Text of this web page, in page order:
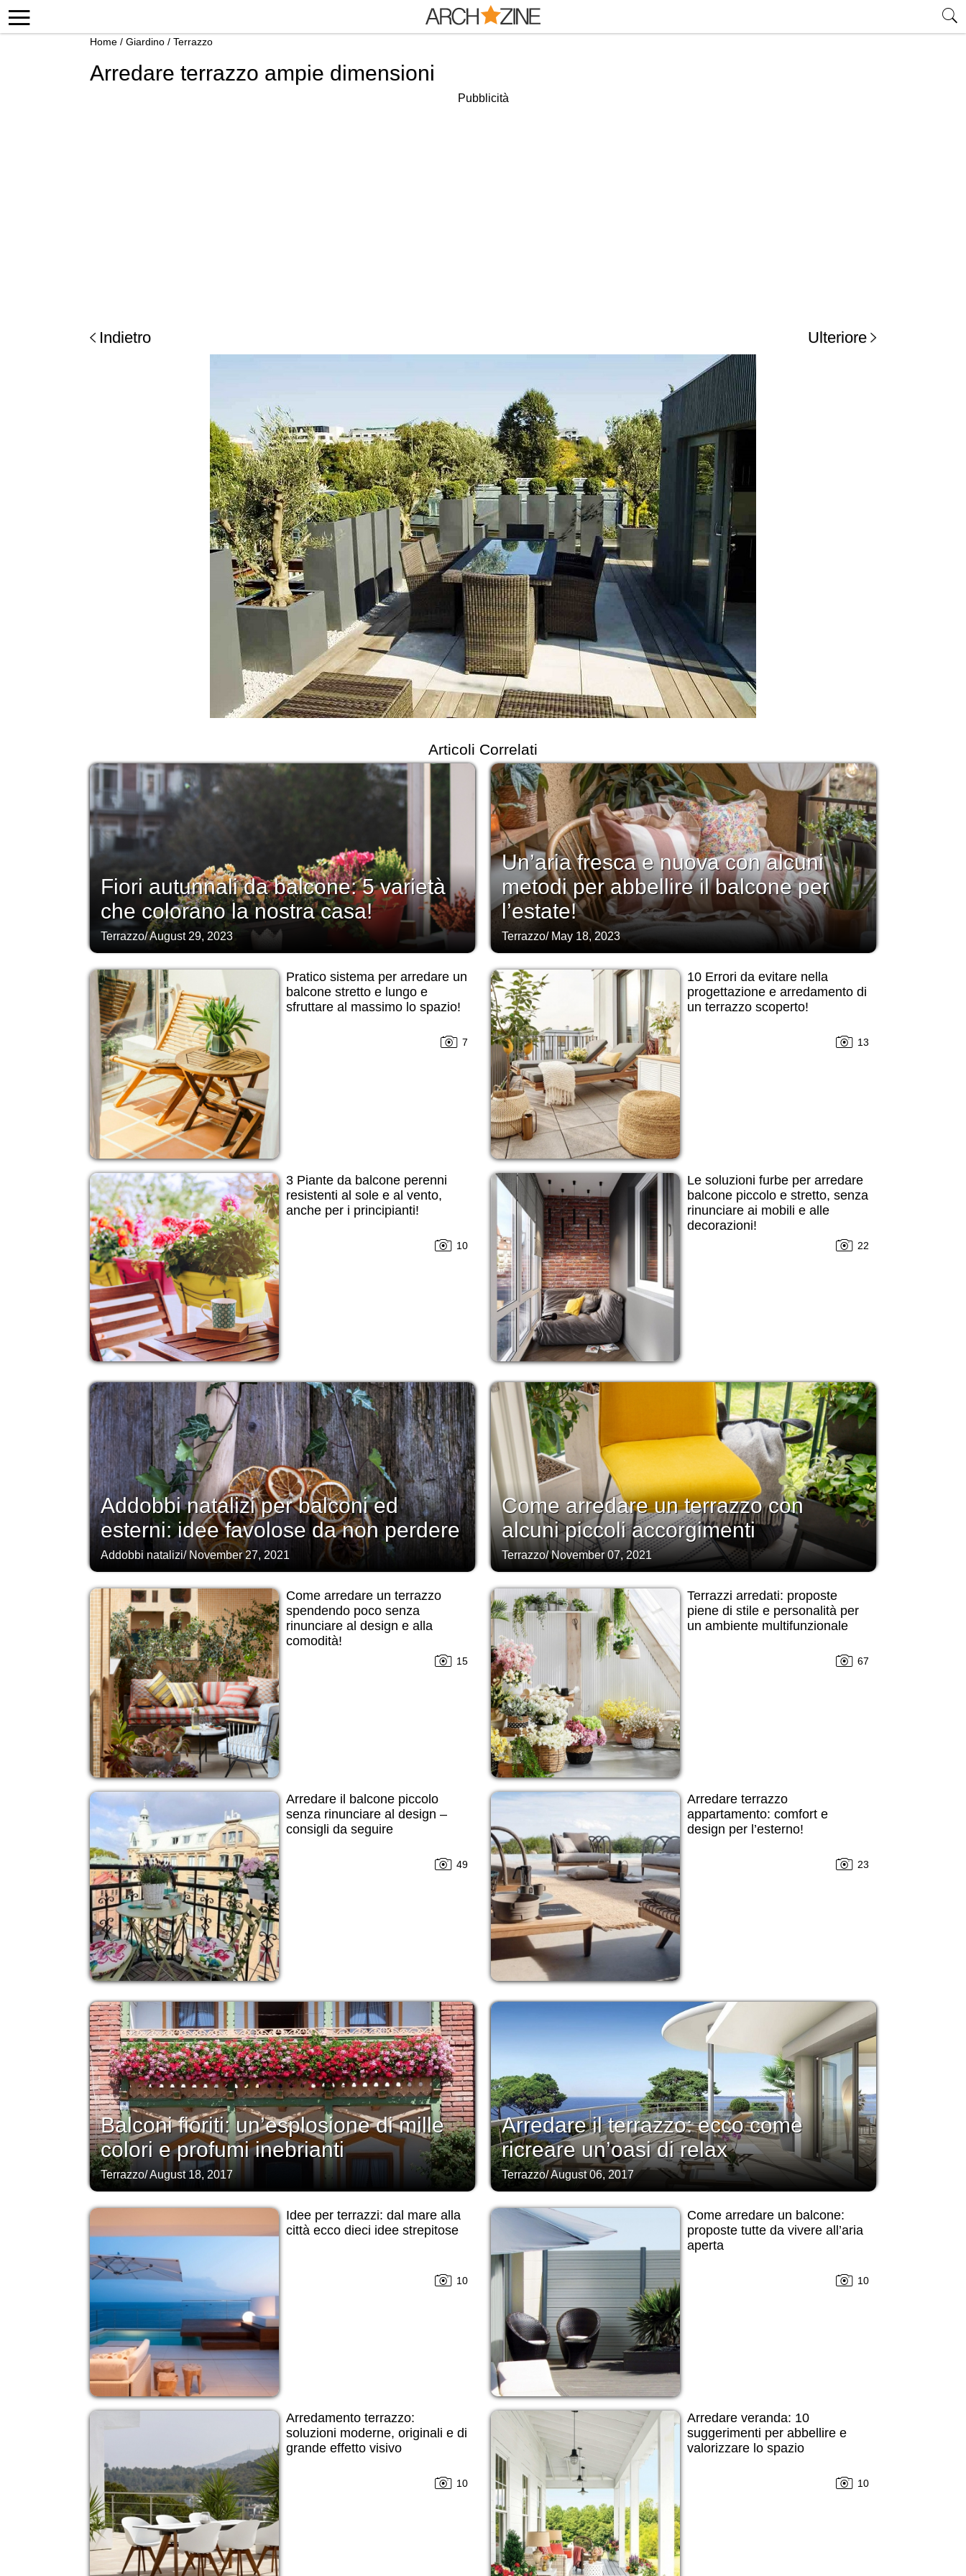
Home / Giardino / Terrazzo
Arredare terrazzo ampie dimensioni
Pubblicità
Indietro Ulteriore
Articoli Correlati
Fiori autunnali da balcone: 5 varietà
che colorano la nostra casa!
Terrazzo/August 29, 2023
Un’aria fresca e nuova con alcuni
metodi per abbellire il balcone per
l’estate!
Terrazzo/ May 18, 2023
Pratico sistema per arredare un
balcone stretto e lungo e
sfruttare al massimo lo spazio!
7
10 Errori da evitare nella
progettazione e arredamento di
un terrazzo scoperto!
13
3 Piante da balcone perenni
resistenti al sole e al vento,
anche per i principianti!
10
Le soluzioni furbe per arredare
balcone piccolo e stretto, senza
rinunciare ai mobili e alle
decorazioni!
22
Addobbi natalizi per balconi ed
esterni: idee favolose da non perdere
Addobbi natalizi/ November 27, 2021
Come arredare un terrazzo con
alcuni piccoli accorgimenti
Terrazzo/November 07, 2021
Come arredare un terrazzo
spendendo poco senza
rinunciare al design e alla
comodità!
15
Terrazzi arredati: proposte
piene di stile e personalità per
un ambiente multifunzionale
67
Arredare il balcone piccolo
senza rinunciare al design –
consigli da seguire
49
Arredare terrazzo
appartamento: comfort e
design per l’esterno!
23
Balconi fioriti: un’esplosione di mille
colori e profumi inebrianti
Terrazzo/August 18, 2017
Arredare il terrazzo: ecco come
ricreare un’oasi di relax
Terrazzo/August 06, 2017
Idee per terrazzi: dal mare alla
città ecco dieci idee strepitose
10
Come arredare un balcone:
proposte tutte da vivere all’aria
aperta
10
Arredamento terrazzo:
soluzioni moderne, originali e di
grande effetto visivo
10
Arredare veranda: 10
suggerimenti per abbellire e
valorizzare lo spazio
10